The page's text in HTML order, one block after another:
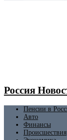
Россия
Пенсии в
Авто
Финансы
Происшествия